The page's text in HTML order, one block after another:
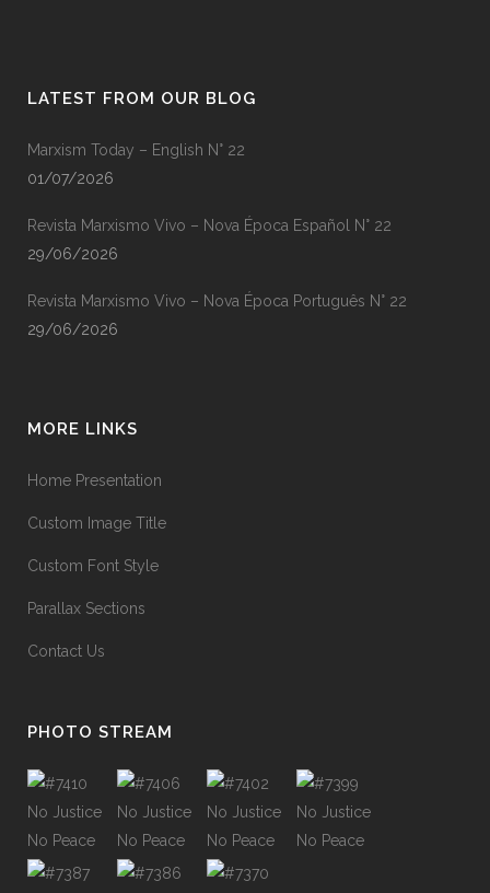
LATEST FROM OUR BLOG
Marxism Today – English N° 22
01/07/2026
Revista Marxismo Vivo – Nova Época Español N° 22
29/06/2026
Revista Marxismo Vivo – Nova Época Português N° 22
29/06/2026
MORE LINKS
Home Presentation
Custom Image Title
Custom Font Style
Parallax Sections
Contact Us
PHOTO STREAM